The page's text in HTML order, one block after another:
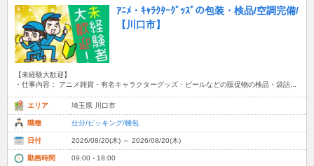
ｱﾆﾒ・ｷｬﾗｸﾀｰｸﾞｯｽﾞの包装・検品/空調完備/
【川口市】
【未経験大歓迎】
・仕事内容： アニメ雑貨・有名キャラクターグッズ・ビールなどの販促物の検品・袋詰...
エリア 埼玉県 川口市
職種 仕分/ピッキング/梱包
日付 2026/08/20(木) ～ 2026/08/20(木)
勤務時間 09:00 - 18:00